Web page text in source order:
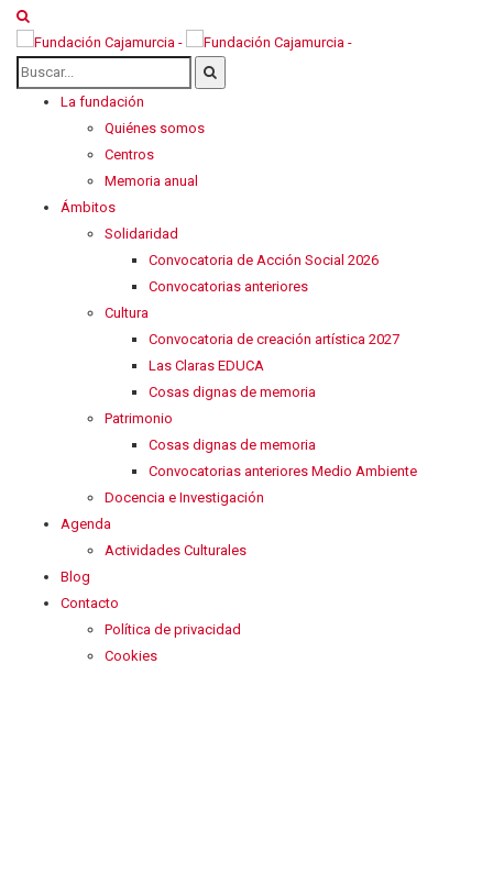
La fundación
Quiénes somos
Centros
Memoria anual
Ámbitos
Solidaridad
Convocatoria de Acción Social 2026
Convocatorias anteriores
Cultura
Convocatoria de creación artística 2027
Las Claras EDUCA
Cosas dignas de memoria
Patrimonio
Cosas dignas de memoria
Convocatorias anteriores Medio Ambiente
Docencia e Investigación
Agenda
Actividades Culturales
Blog
Contacto
Política de privacidad
Cookies